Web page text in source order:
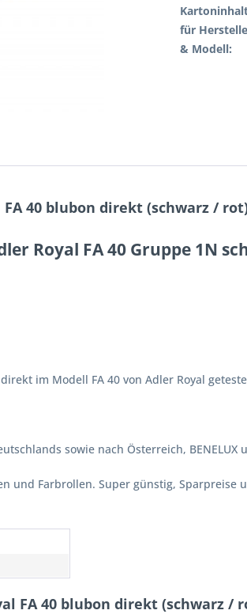
für
& Modell:
40 blubon direkt (schwarz /
Royal FA 40 Gruppe 1N
im Modell FA 40 von Adler Royal
sowie nach Österreich, BENELUX
und Farbrollen. Super günstig, Sparpreise
FA 40 blubon direkt (schwarz /